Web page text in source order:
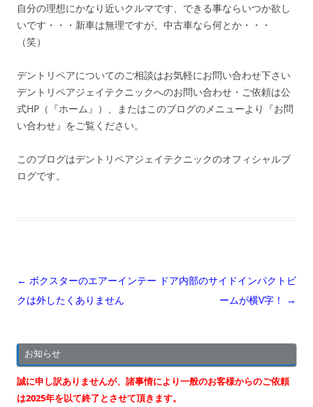
自分の理想にかなり近いクルマです、できる事ならいつか欲し
いです・・・新車は無理ですが、中古車なら何とか・・・
（笑）
デントリペアについてのご相談はお気軽にお問い合わせ下さい
デントリペアジェイテクニックへのお問い合わせ・ご依頼は公
式HP（『ホーム』）、またはこのブログのメニューより『お問
い合わせ』をご覧ください。
このブログはデントリペアジェイテクニックのオフィシャルブ
ログです。
投
稿
ゲ
ー
シ
← ボクスターのエアーインテー
クは外したくありません
ドア内部のサイドインパクトビ
ームが横V字！
→
お知らせ
誠に申し訳ありませんが、諸事情により一般のお客様からのご依頼
は2025年を以て終了とさせて頂きます。